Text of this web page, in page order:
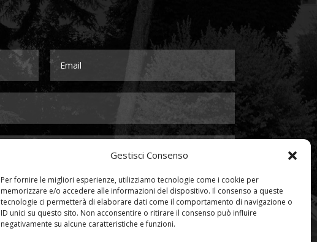
Gestisci Consenso
Per fornire le migliori esperienze, utilizziamo tecnologie come i cookie per
memorizzare e/o accedere alle informazioni del dispositivo. Il consenso a queste
tecnologie ci permetterà di elaborare dati come il comportamento di navigazione o
ID unici su questo sito. Non acconsentire o ritirare il consenso può influire
negativamente su alcune caratteristiche e funzioni.